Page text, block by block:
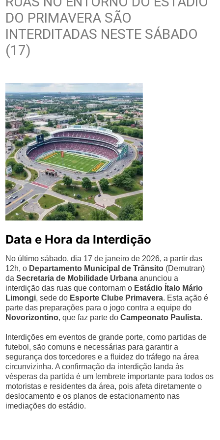
DO PRIMAVERA SÃO
INTERDITADAS NESTE SÁBADO
(17)
Data e Hora da Interdição
No último sábado, dia 17 de janeiro de 2026, a partir das
12h, o Departamento Municipal de Trânsito (Demutran)
daSecretaria de Mobilidade Urbana anunciou a
interdição das ruas que contornam o Estádio Ítalo Mário
Limongi, sede do Esporte Clube Primavera. Esta ação é
parte das preparações para o jogo contra a equipe do
Novorizontino, que faz parte doCampeonato Paulista.
Interdições em eventos de grande porte, como partidas de
futebol, são comuns e necessárias para garantir a
segurança dos torcedores e a fluidez do tráfego na área
circunvizinha. A confirmação da interdição landa às
vésperas da partida é um lembrete importante para todos os
motoristas e residentes da área, pois afeta diretamente o
deslocamento e os planos de estacionamento nas
imediações do estádio.